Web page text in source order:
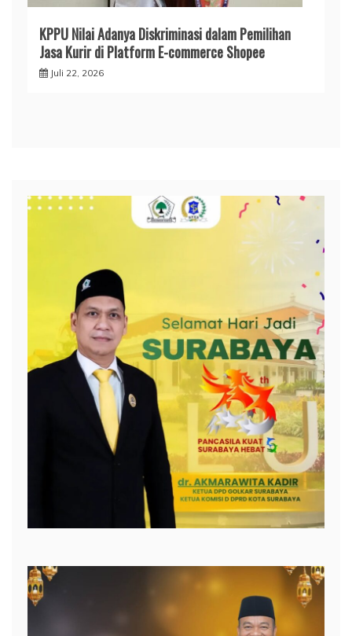
KPPU Nilai Adanya Diskriminasi dalam Pemilihan
Jasa Kurir di Platform E-commerce Shopee
Juli 22, 2026